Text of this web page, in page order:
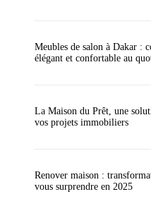
Meubles de salon à Dakar :
élégant et confortable au
La Maison du Prêt, une
vos projets immobiliers
Renover maison :
vous surprendre en 2025